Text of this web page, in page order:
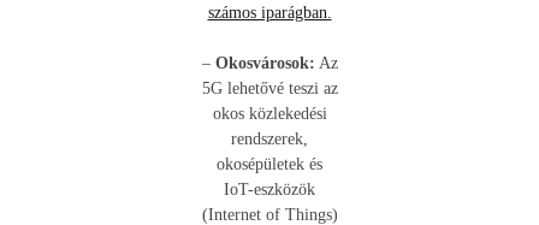
számos iparágban.
– Okosvárosok: Az
5G lehetővé teszi az
okos közlekedési
rendszerek,
okosépületek és
IoT-eszközök
(Internet of Things)